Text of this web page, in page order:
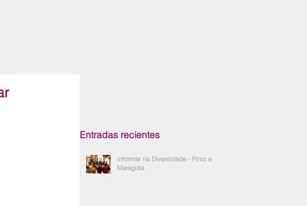
Entradas recientes
Informar na Diversidade - Pinto e
Maragota